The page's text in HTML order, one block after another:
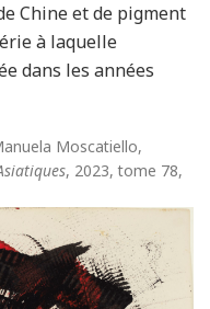
Chine et de pigment
à laquelle
dans les années
Moscatiello,
, 2023, tome 78,